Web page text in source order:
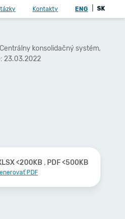
Kontakty ENG SK
konsolidačný systém,
23.03.2022
<200KB , PDF <500KB
PDF